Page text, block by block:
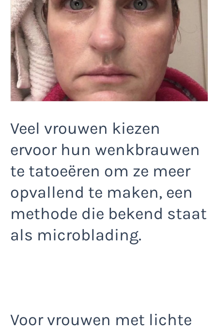
Veel vrouwen kiezen
ervoor hun wenkbrauwen
te tatoeëren om ze meer
opvallend te maken, een
methode die bekend staat
als microblading.
Voor vrouwen met lichte